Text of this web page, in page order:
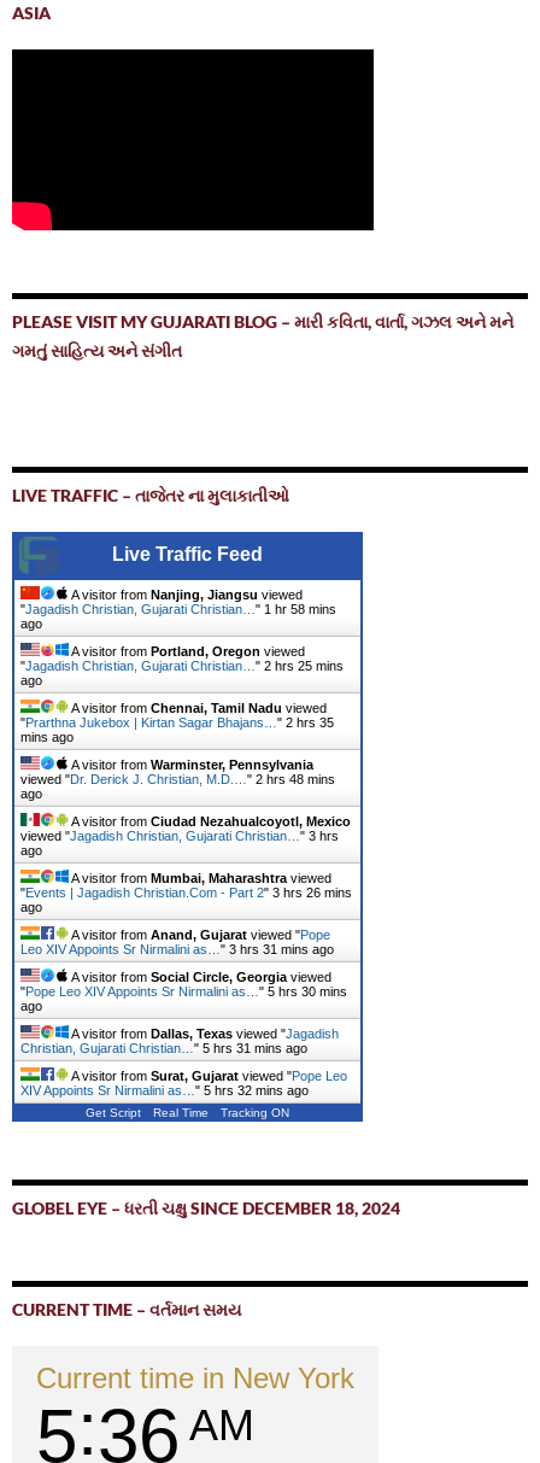
ASIA
PLEASE VISIT MY GUJARATI BLOG – મારી કવિતા, વાર્તા, ગઝલ અને મને
ગમતું સાહિત્ય અને સંગીત
LIVE TRAFFIC – તાજેતર ના મુલાકાતીઓ
Live Traffic Feed
A visitor from Nanjing, Jiangsu viewed
"Jagadish Christian, Gujarati Christian… " 1 hr 58 mins
ago
A visitor from Portland, Oregon viewed
"Jagadish Christian, Gujarati Christian… " 2 hrs 25 mins
ago
A visitor from Chennai, Tamil Nadu viewed
"Prarthna Jukebox | Kirtan Sagar Bhajans… " 2 hrs 35
mins ago
A visitor from Warminster, Pennsylvania
viewed "Dr. Derick J. Christian, M.D.… " 2 hrs 48 mins
ago
A visitor from Ciudad Nezahualcoyotl, Mexico
viewed "Jagadish Christian, Gujarati Christian… " 3 hrs
ago
A visitor from Mumbai, Maharashtra viewed
"Events | Jagadish Christian.Com - Part 2" 3 hrs 26 mins
ago
A visitor from Anand, Gujarat viewed "Pope
Leo XIV Appoints Sr Nirmalini as… " 3 hrs 31 mins ago
A visitor from Social Circle, Georgia viewed
"Pope Leo XIV Appoints Sr Nirmalini as… " 5 hrs 30 mins
ago
A visitor from Dallas, Texas viewed "Jagadish
Christian, Gujarati Christian… " 5 hrs 31 mins ago
A visitor from Surat, Gujarat viewed "Pope Leo
XIV Appoints Sr Nirmalini as… " 5 hrs 32 mins ago
Get Script Real Time Tracking ON
GLOBEL EYE – ધરતી ચક્ષુ SINCE DECEMBER 18, 2024
CURRENT TIME – વર્તમાન સમય
Current time in New York
5 36 AM